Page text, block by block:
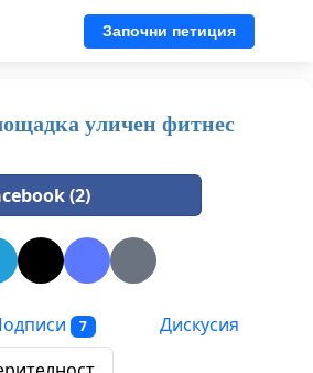
Започни петиция
уличен фитнес
(2)
7
Дискусия